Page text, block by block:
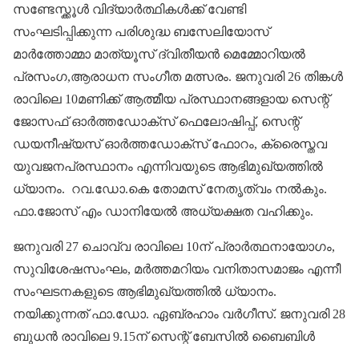
സണ്ടേസ്ക്കൂൾ വിദ്യാർത്ഥികൾക്ക് വേണ്ടി
സംഘടിപ്പിക്കുന്ന പരിശുദ്ധ ബസേലിയോസ്
മാർത്തോമ്മാ മാത്യൂസ് ദ്വിതീയൻ മെമ്മോറിയൽ
പ്രസം​ഗ,ആരാധന സം​ഗീത മത്സരം. ജനുവരി 26 തിങ്കൾ
രാവിലെ 10മണിക്ക് ആത്മീയ പ്രസ്ഥാനങ്ങളായ സെന്റ്
ജോസഫ് ഓർത്തഡോക്സ് ഫെലോഷിപ്പ്, സെന്റ്
ഡയനീഷ്യസ് ഓർത്തഡോക്സ് ഫോറം, ക്രൈസ്തവ
യുവജനപ്രസ്ഥാനം എന്നിവയുടെ ആഭിമുഖ്യത്തിൽ
ധ്യാനം. റവ.ഡോ.കെ തോമസ് നേതൃത്വം നൽകും.
ഫാ.ജോസ് എം ഡാനിയേൽ അധ്യക്ഷത വഹിക്കും. ‌
ജനുവരി 27 ചൊവ്വ രാവിലെ 10ന് പ്രാർത്ഥനായോ​ഗം,
സുവിശേഷസംഘം, മർത്തമറിയം വനിതാസമാജം എന്നീ
സംഘടനകളുടെ ആഭിമുഖ്യത്തിൽ ധ്യാനം.
നയിക്കുന്നത് ഫാ.‍ഡോ. ഏബ്രഹാം വർ​ഗീസ്. ജനുവരി 28
ബുധൻ രാവിലെ 9.15ന് സെന്റ് ബേസിൽ ബൈബിൾ